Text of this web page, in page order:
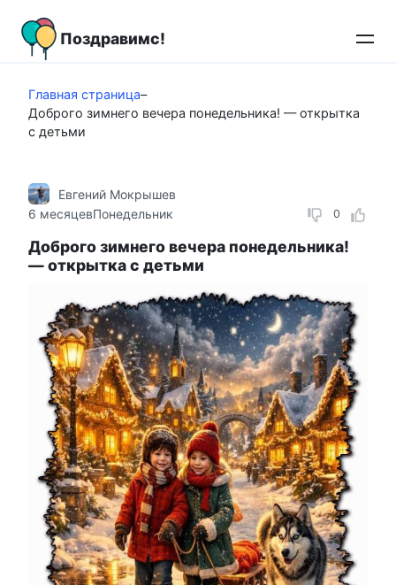
контенту
Поздравимс!
Главная страница–
Доброго зимнего вечера понедельника! — открытка
с детьми
0
Евгений Мокрышев
6 месяцевПонедельник
Доброго зимнего вечера понедельника!
— открытка с детьми